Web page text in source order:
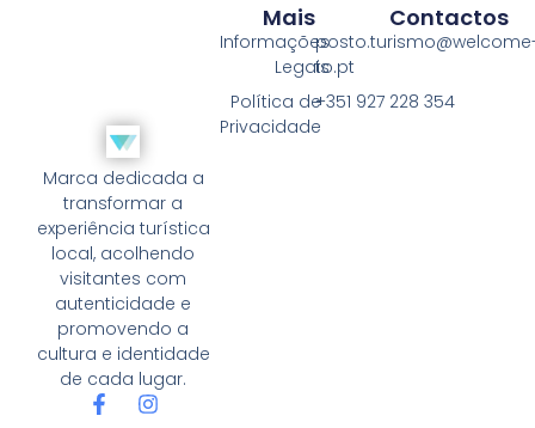
Marca dedicada a
transformar a
experiência turística
local, acolhendo
visitantes com
autenticidade e
promovendo a
cultura e identidade
de cada lugar.
Mais
Informações
Legais
Política de
Privacidade
Contactos
to.pt
+351 927 228 354